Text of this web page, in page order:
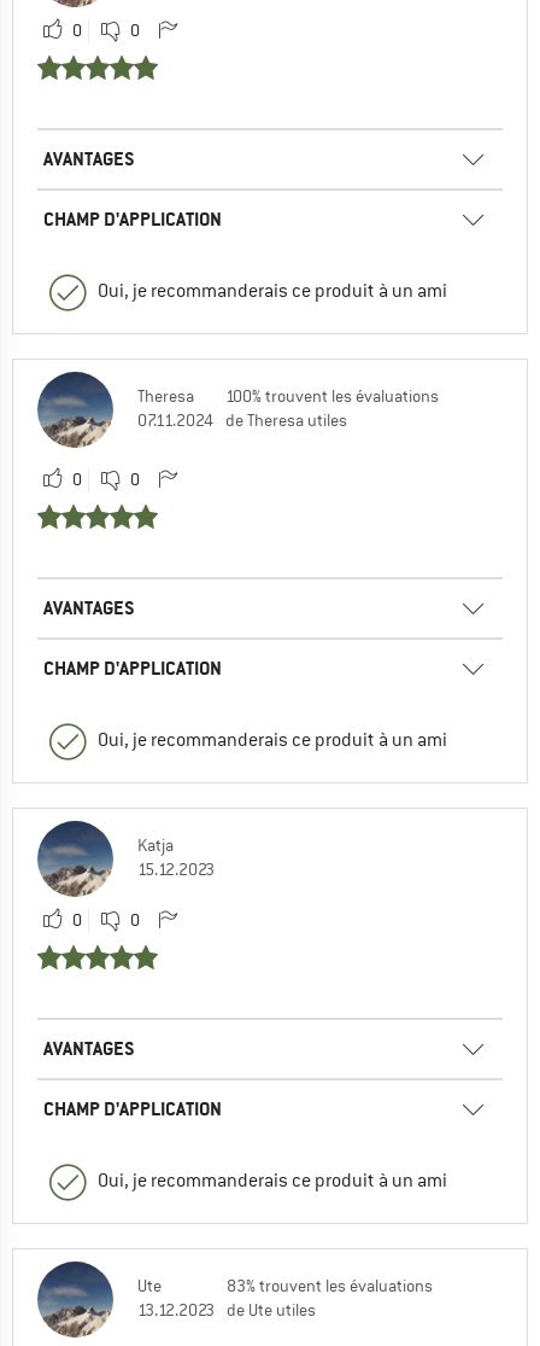
0 0
AVANTAGES
CHAMP D'APPLICATION
Oui, je recommanderais ce produit à un ami
Theresa
07.11.2024
100% trouvent les évaluations
de Theresa utiles
0 0
AVANTAGES
CHAMP D'APPLICATION
Oui, je recommanderais ce produit à un ami
Katja
15.12.2023
0 0
AVANTAGES
CHAMP D'APPLICATION
Oui, je recommanderais ce produit à un ami
Ute
13.12.2023
83% trouvent les évaluations
de Ute utiles